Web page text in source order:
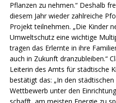
Pflanzen zu nehmen.“ Deshalb
diesem Jahr wieder zahlreiche
Projekt teilnehmen. „Die Kinder
Umweltschutz eine wichtige
tragen das Erlernte in ihre
auch in Zukunft dranzubleiben.“
Leiterin des Amts für städtische
bestätigt das: „In den
Wettbewerb unter den